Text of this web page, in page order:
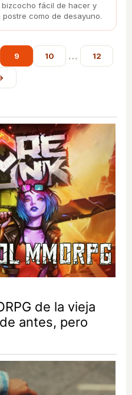
fácil de hacer y
como de desayuno.
9 10 … 12
de la vieja
antes, pero